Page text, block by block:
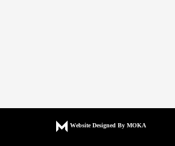
Website Designed By MOKA